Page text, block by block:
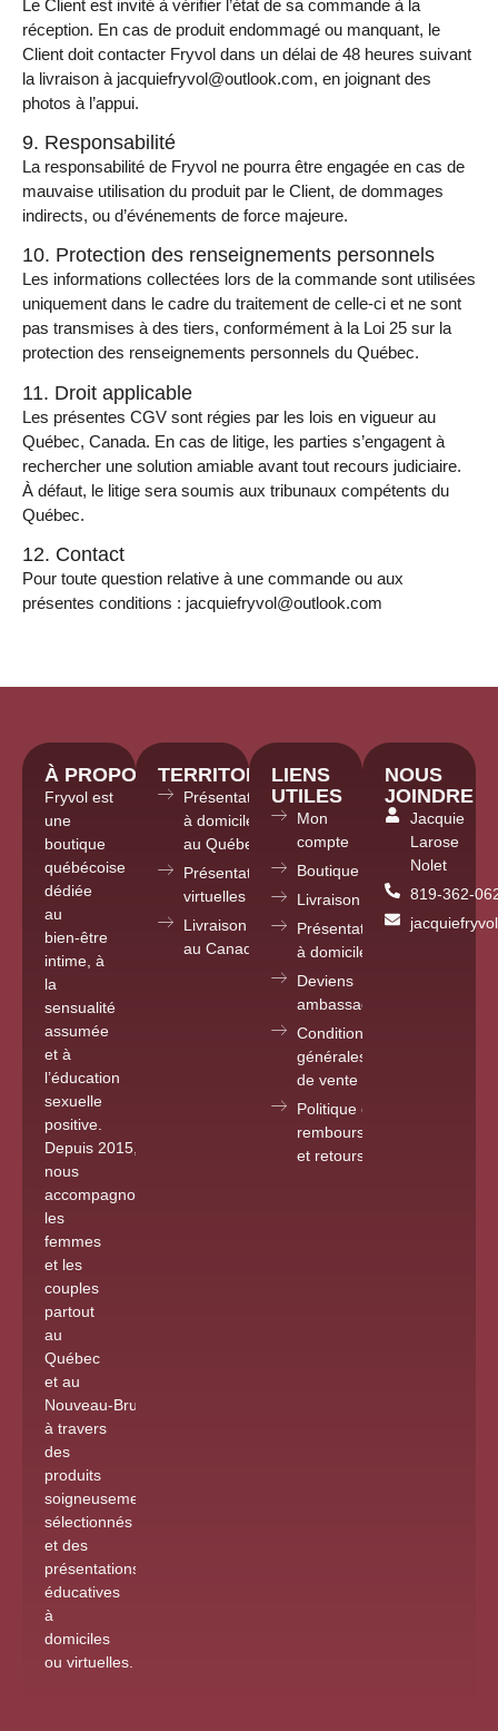
Le Client est invité à vérifier l’état de sa commande à la
réception. En cas de produit endommagé ou manquant, le
Client doit contacter Fryvol dans un délai de 48 heures suivant
la livraison à jacquiefryvol@outlook.com, en joignant des
photos à l’appui.
9. Responsabilité
La responsabilité de Fryvol ne pourra être engagée en cas de
mauvaise utilisation du produit par le Client, de dommages
indirects, ou d’événements de force majeure.
10. Protection des renseignements personnels
Les informations collectées lors de la commande sont utilisées
uniquement dans le cadre du traitement de celle-ci et ne sont
pas transmises à des tiers, conformément à la Loi 25 sur la
protection des renseignements personnels du Québec.
11. Droit applicable
Les présentes CGV sont régies par les lois en vigueur au
Québec, Canada. En cas de litige, les parties s’engagent à
rechercher une solution amiable avant tout recours judiciaire.
À défaut, le litige sera soumis aux tribunaux compétents du
Québec.
12. Contact
Pour toute question relative à une commande ou aux
présentes conditions : jacquiefryvol@outlook.com
À PROPOS
Fryvol est
une
boutique
québécoise
dédiée
au
bien-être
intime, à
la
sensualité
assumée
et à
l’éducation
sexuelle
positive.
Depuis 2015,
nous
accompagnons
les
femmes
et les
couples
partout
au
Québec
et au
Nouveau-Brunswick
à travers
des
produits
soigneusement
sélectionnés
et des
présentations
éducatives
à
domiciles
ou virtuelles.
TERRITOIRE
Présentations
à domicile
au Québec
Présentations
virtuelles partout
Livraison
au Canada
LIENS
UTILES
Mon
compte
Boutique
Livraison
Présentations
à domicile
Deviens
ambassadrice
Conditions
générales
de vente
Politique de
remboursements
et retours
NOUS
JOINDRE
Jacquie
Larose
Nolet
819-362-